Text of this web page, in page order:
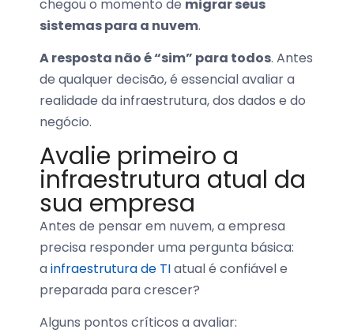
chegou o momento de migrar seus
sistemas para a nuvem.
A resposta não é “sim” para todos. Antes
de qualquer decisão, é essencialavaliar a
realidade da infraestrutura, dos dados e do
negócio.
Avalie primeiro a
infraestrutura atual da
sua empresa
Antes de pensar em nuvem, a empresa
precisa responder uma pergunta básica:
ainfraestruturade TIatual é confiável e
preparada para crescer?
Alguns pontos críticos a avaliar: